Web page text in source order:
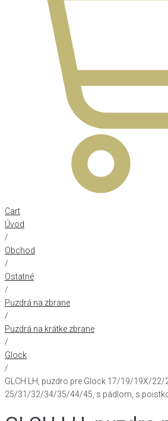
Cart
Úvod
/
Obchod
/
Ostatné
/
Puzdrá na zbrane
/
Puzdrá na krátke zbrane
/
Glock
/
GLCH LH, puzdro pre Glock 17/19/19X/22/
25/31/32/34/35/44/45, s pádlom, s